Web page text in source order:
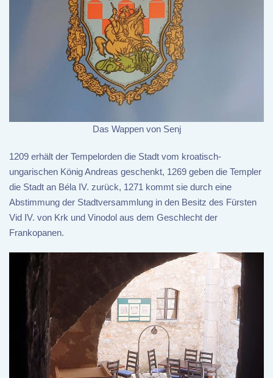
Das Wappen von Senj
1209 erhält der Tempelorden die Stadt vom kroatisch-
ungarischen König Andreas geschenkt, 1269 geben die Templer
die Stadt an Béla IV. zurück, 1271 kommt sie durch eine
Abstimmung der Stadtversammlung in den Besitz des Fürsten
Vid IV. von Krk und Vinodol aus dem Geschlecht der
Frankopanen.